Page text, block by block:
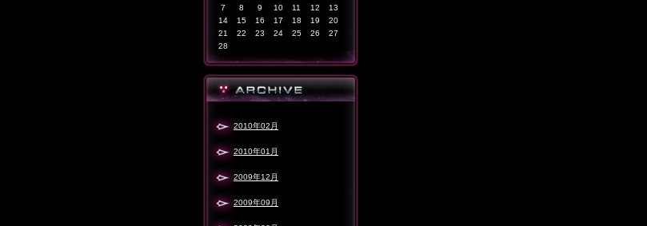
7
8 9 10 11 12
13
14
15 16 17 18 19
20
21
22 23 24 25 26
27
28
2010年02月
2010年01月
2009年12月
2009年09月